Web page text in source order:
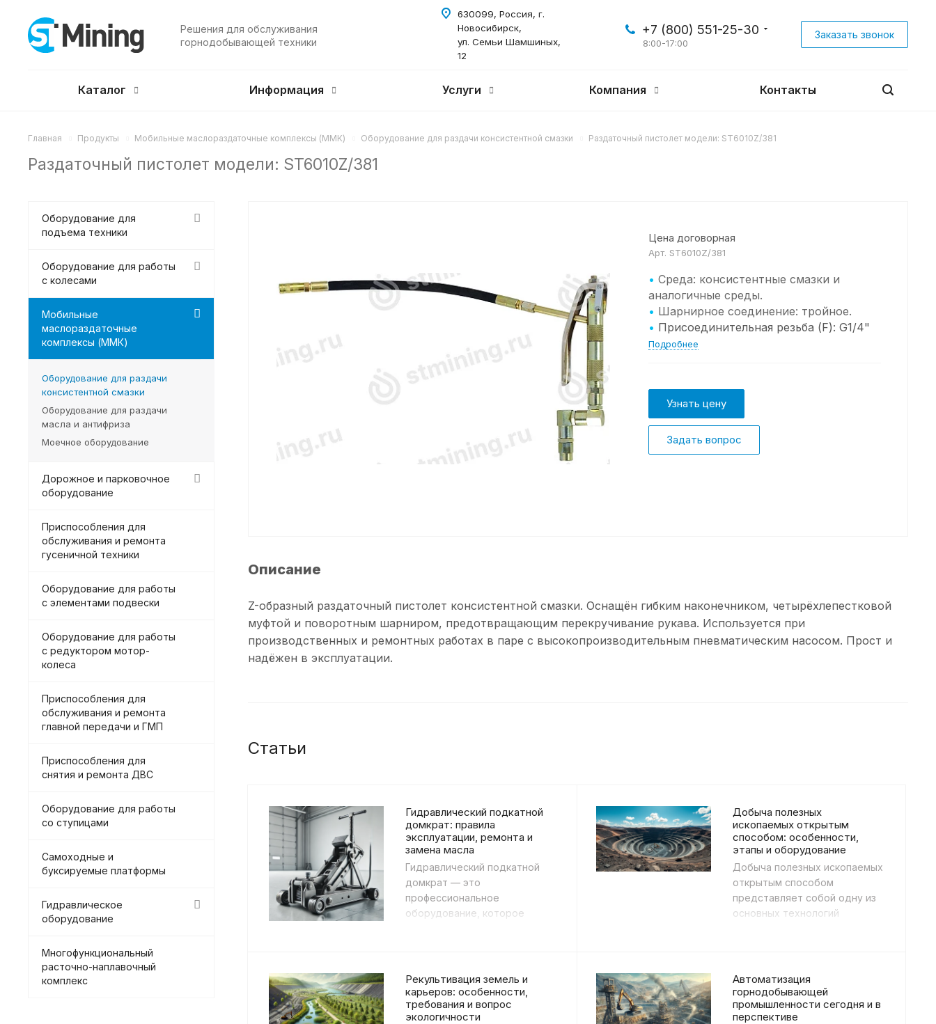
Решения для обслуживания
горнодобывающей техники
+7 (800) 551-25-30
8:00-17:00
Заказать звонок
630099, Россия, г.
Новосибирск,
ул. Семьи Шамшиных,
12
Каталог Информация Услуги Компания Контакты
Главная Продукты Мобильные маслораздаточные комплексы (ММК) Оборудование для раздачи консистентной смазки Раздаточный пистолет модели: ST6010Z/381
Раздаточный пистолет модели: ST6010Z/381
Цена договорная
Арт. ST6010Z/381
• Среда: консистентные смазки и
аналогичные среды.
• Шарнирное соединение: тройное.
• Присоединительная резьба (F): G1/4"
Подробнее
Узнать цену
Задать вопрос
Описание
Z-образный раздаточный пистолет консистентной смазки. Оснащён гибким наконечником, четырёхлепестковой
муфтой и поворотным шарниром, предотвращающим перекручивание рукава. Используется при
производственных и ремонтных работах в паре с высокопроизводительным пневматическим насосом. Прост и
надёжен в эксплуатации.
Статьи
Гидравлический подкатной
домкрат: правила
эксплуатации, ремонта и
замена масла
Гидравлический подкатной
домкрат — это
профессиональное
оборудование, которое
техническом о...
Добыча полезных
ископаемых открытым
способом: особенности,
этапы и оборудование
Добыча полезных ископаемых
открытым способом
представляет собой одну из
основных технологий
Рекультивация земель и
карьеров: особенности,
требования и вопрос
экологичности
Автоматизация
горнодобывающей
промышленности сегодня и в
перспективе
Оборудование для
подъема техники
Оборудование для работы
с колесами
Мобильные
маслораздаточные
комплексы (ММК)
Оборудование для раздачи
консистентной смазки
Оборудование для раздачи
масла и антифриза
Моечное оборудование
Дорожное и парковочное
оборудование
Приспособления для
обслуживания и ремонта
гусеничной техники
Оборудование для работы
с элементами подвески
Оборудование для работы
с редуктором мотор-
колеса
Приспособления для
обслуживания и ремонта
главной передачи и ГМП
Приспособления для
снятия и ремонта ДВС
Оборудование для работы
со ступицами
Самоходные и
буксируемые платформы
Гидравлическое
оборудование
Многофункциональный
расточно-наплавочный
комплекс